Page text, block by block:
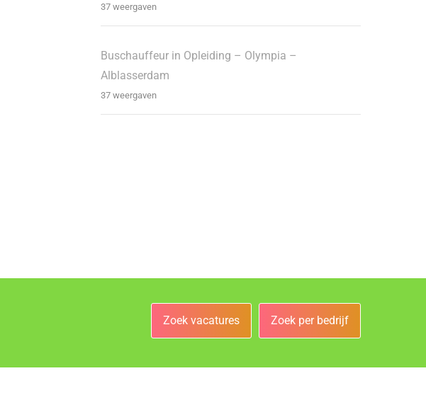
37 weergaven
Buschauffeur in Opleiding – Olympia –
Alblasserdam
37 weergaven
Zoek vacatures Zoek per bedrijf